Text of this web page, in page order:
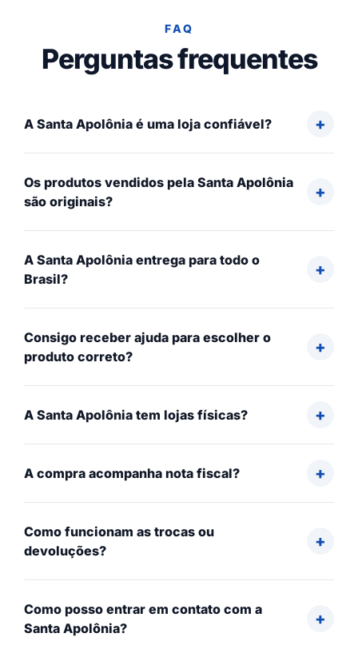
FAQ
Perguntas frequentes
A Santa Apolônia é uma loja confiável?
Os produtos vendidos pela Santa Apolônia
são originais?
A Santa Apolônia entrega para todo o
Brasil?
Consigo receber ajuda para escolher o
produto correto?
A Santa Apolônia tem lojas físicas?
A compra acompanha nota fiscal?
Como funcionam as trocas ou
devoluções?
Como posso entrar em contato com a
Santa Apolônia?